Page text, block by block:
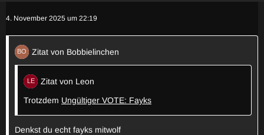
4. November 2025 um 22:19
Zitat von Bobbielinchen
Zitat von Leon
Trotzdem Ungültiger VOTE: Fayks
Denkst du echt fayks mitwolf